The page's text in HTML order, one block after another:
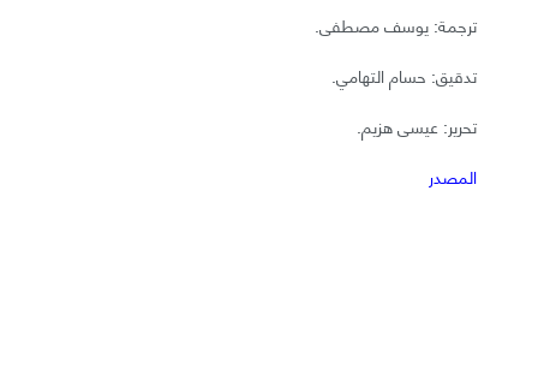
ترجمة: يوسف مصطفى.
تدقيق: حسام التهامي.
تحرير: عيسى هزيم.
المصدر